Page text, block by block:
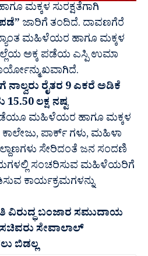
ಮಕ್ಕಳ ಸುರಕ್ಷತೆಗಾಗಿ
ಜಾರಿಗೆ ತಂದಿದೆ. ದಾವಣಗೆರೆ
ಮಹಿಳೆಯರ ಹಾಗೂ ಮಕ್ಕಳ
ಅಕ್ಕ ಪಡೆಯ ಎಸ್ಪಿ ಉಮಾ
ರೈತರ 9 ಎಕರೆ ಅಡಿಕೆ
ಲಕ್ಷ ನಷ್ಟ
ಮಹಿಳೆಯರ ಹಾಗೂ ಮಕ್ಕಳ
ಕಾಲೇಜು, ಪಾರ್ಕ್ ಗಳು, ಮಹಿಳಾ
ಸೇರಿದಂತೆ ಜನ ಸಂದಣಿ
ಸಂಚರಿಸುವ ಮಹಿಳೆಯರಿಗೆ
ಕಾರ್ಯಕ್ರಮಗಳನ್ನು
ವಿರುದ್ಧ ಬಂಜಾರ ಸಮುದಾಯ
ಸೇವಾಲಾಲ್‌
ಬಿಡಲ್ಲ